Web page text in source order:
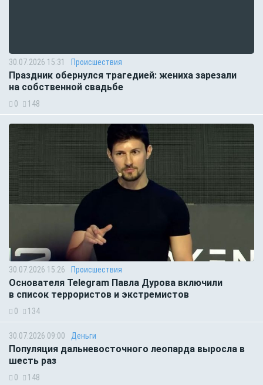
30.07.2026 15:31 Происшествия
Праздник обернулся трагедией: жениха зарезали
на собственной свадьбе
0 148
30.07.2026 15:26 Происшествия
Основателя Telegram Павла Дурова включили
в список террористов и экстремистов
0 134
30.07.2026 09:00 Деньги
Популяция дальневосточного леопарда выросла в
шесть раз
0 148